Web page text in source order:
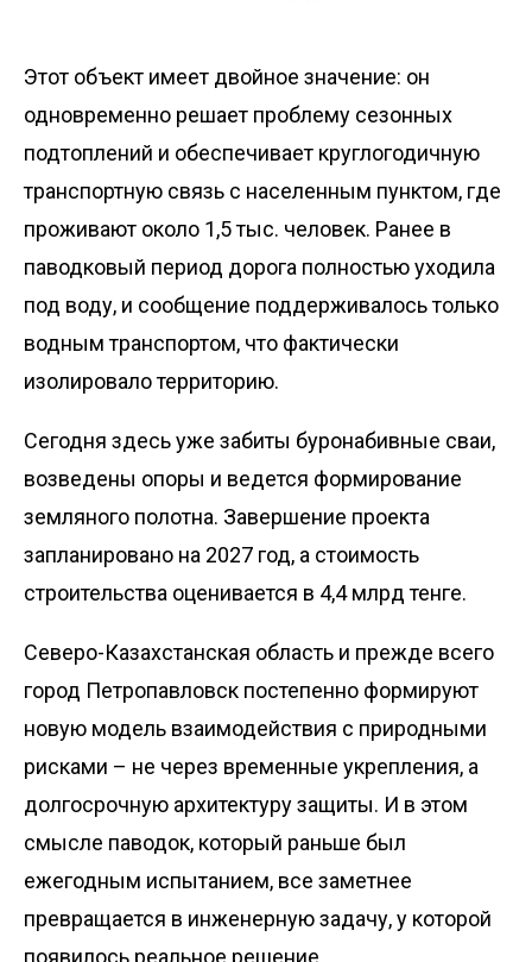
Этот объект имеет двойное значение: он
одновременно решает проблему сезонных
подтоплений и обеспечивает круглогодичную
транспортную связь с населенным пунктом, где
проживают около 1,5 тыс. человек. Ранее в
паводковый период дорога полностью уходила
под воду, и сообщение поддерживалось только
водным транспортом, что фактически
изолировало территорию.
Сегодня здесь уже забиты буронабивные сваи,
возведены опоры и ведется формирование
земляного полотна. Завершение проекта
запланировано на 2027 год, а стоимость
строительства оценивается в 4,4 млрд тенге.
Северо-Казахстанская область и прежде всего
город Петропавловск постепенно формируют
новую модель взаимодействия с природными
рисками – не через временные укрепления, а
долгосрочную архитектуру защиты. И в этом
смысле паводок, который раньше был
ежегодным испытанием, все заметнее
превращается в инженерную задачу, у которой
появилось реальное решение.